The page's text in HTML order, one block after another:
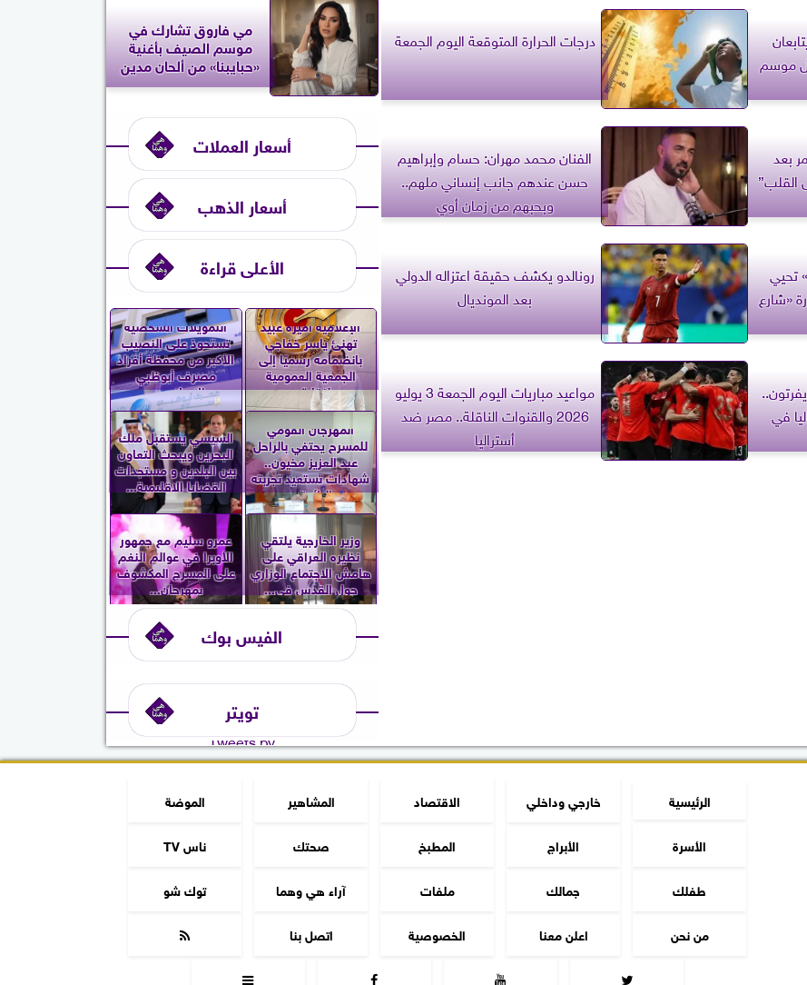
موسم
درجات الحرارة المتوقعة اليوم الجمعة
بعد
القلب”
الفنان محمد مهران: حسام وإبراهيم
حسن عندهم جانب إنساني ملهم..
وبحبهم من زمان أوي
تحيي
«شارع
رونالدو يكشف حقيقة اعتزاله الدولي
بعد المونديال
في
مواعيد مباريات اليوم الجمعة 3 يوليو
2026 والقنوات الناقلة.. مصر ضد
أستراليا
مي فاروق تشارك في
موسم الصيف بأغنية
«حبايبنا» من ألحان مدين
أسعار العملات
أسعار الذهب
الأعلى قراءة
الإعلامية أميرة عبيد
تهنئ ياسر خفاجي
بانضمامه رسميًا إلى
الجمعية العمومية
لنقابة...
التمويلات الشخصية
تستحوذ على النصيب
الأكبر من محفظة أفراد
مصرف أبوظبي
الإسلامي...
المهرجان القومي
للمسرح يحتفي بالراحل
عبد العزيز مخيون..
شهادات تستعيد تجربته
الرائدة...
السيسي يستقبل ملك
البحرين ويبحث التعاون
بين البلدين و مستجدات
القضايا الإقليمية...
وزير الخارجية يلتقي
نظيره العراقي على
هامش الاجتماع الوزاري
حول القدس في...
عمرو سليم مع جمهور
الأوبرا في عوالم النغم
على المسرح المكشوف
بمهرجان...
الفيس بوك
تويتر
Tweets by
الرئيسية خارجي وداخلي الاقتصاد المشاهير
الموضة
الأسرة
الأبراج المطبخ صحتك
ناس TV
طفلك
جمالك ملفات آراء هي وهما
توك شو
من نحن
اعلن معنا الخصوصية اتصل بنا




